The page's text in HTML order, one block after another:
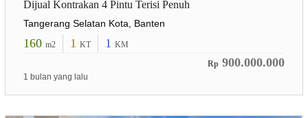
Dijual Kontrakan 4 Pintu Terisi Penuh
Tangerang Selatan Kota, Banten
160 m2 1 KT 1 KM
Rp 900.000.000
1 bulan yang lalu